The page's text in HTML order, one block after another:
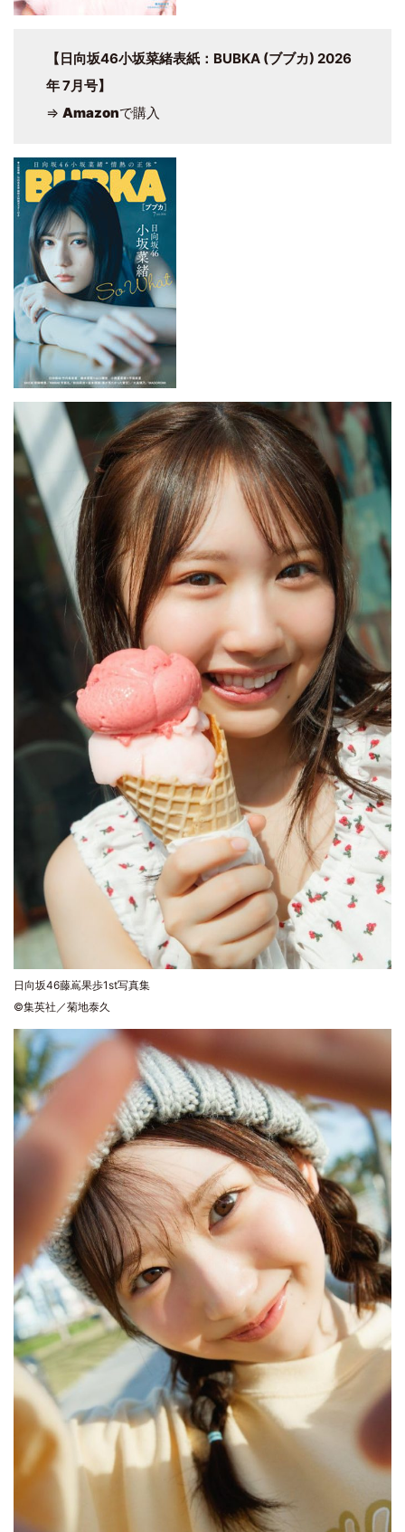
【日向坂46小坂菜緒表紙：BUBKA (ブブカ) 2026
年 7月号】
⇒ Amazonで購入
日向坂46藤嶌果歩1st写真集
©集英社／菊地泰久